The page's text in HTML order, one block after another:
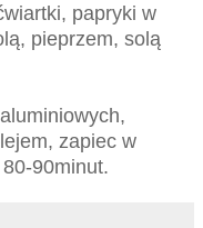
papryki w
pieprzem, solą
zapiec w
90minut.